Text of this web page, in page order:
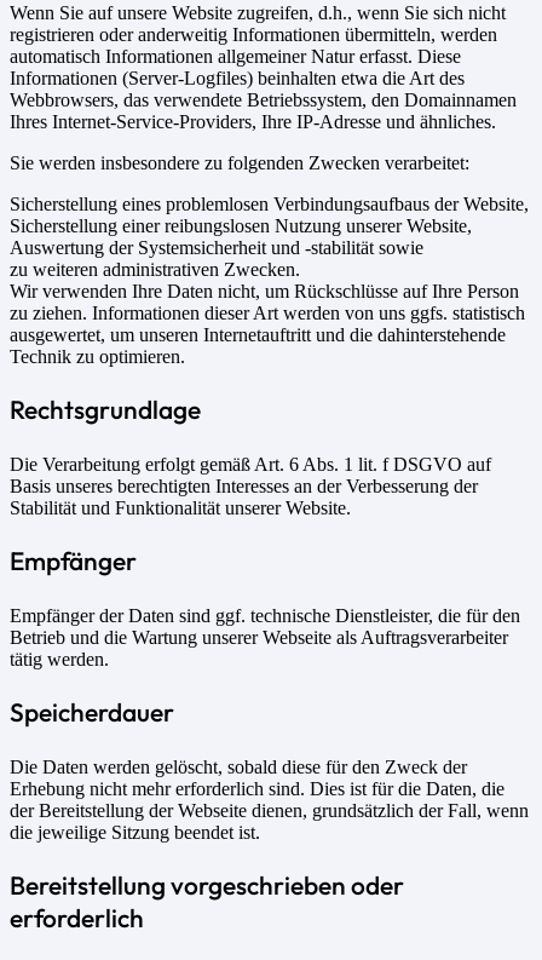
Wenn Sie auf unsere Website zugreifen, d.h., wenn Sie sich nicht
registrieren oder anderweitig Informationen übermitteln, werden
automatisch Informationen allgemeiner Natur erfasst. Diese
Informationen (Server-Logfiles) beinhalten etwa die Art des
Webbrowsers, das verwendete Betriebssystem, den Domainnamen
Ihres Internet-Service-Providers, Ihre IP-Adresse und ähnliches.
Sie werden insbesondere zu folgenden Zwecken verarbeitet:
Sicherstellung eines problemlosen Verbindungsaufbaus der Website,
Sicherstellung einer reibungslosen Nutzung unserer Website,
Auswertung der Systemsicherheit und -stabilität sowie
zu weiteren administrativen Zwecken.
Wir verwenden Ihre Daten nicht, um Rückschlüsse auf Ihre Person
zu ziehen. Informationen dieser Art werden von uns ggfs. statistisch
ausgewertet, um unseren Internetauftritt und die dahinterstehende
Technik zu optimieren.
Rechtsgrundlage
Die Verarbeitung erfolgt gemäß Art. 6 Abs. 1 lit. f DSGVO auf
Basis unseres berechtigten Interesses an der Verbesserung der
Stabilität und Funktionalität unserer Website.
Empfänger
Empfänger der Daten sind ggf. technische Dienstleister, die für den
Betrieb und die Wartung unserer Webseite als Auftragsverarbeiter
tätig werden.
Speicherdauer
Die Daten werden gelöscht, sobald diese für den Zweck der
Erhebung nicht mehr erforderlich sind. Dies ist für die Daten, die
der Bereitstellung der Webseite dienen, grundsätzlich der Fall, wenn
die jeweilige Sitzung beendet ist.
Bereitstellung vorgeschrieben oder
erforderlich